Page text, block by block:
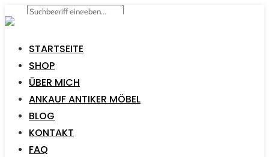
STARTSEITE
SHOP
ÜBER MICH
ANKAUF ANTIKER MÖBEL
BLOG
KONTAKT
FAQ